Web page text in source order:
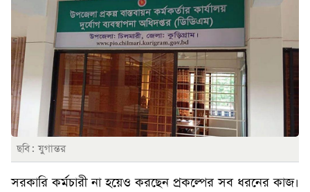
ছবি: যুগান্তর
সরকারি কর্মচারী না হয়েও করছেন প্রকল্পের সব ধরনের কাজ।